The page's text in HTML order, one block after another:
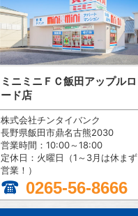
ミニミニＦＣ飯田アップルロ
ード店
株式会社チンタイバンク
長野県飯田市鼎名古熊2030
営業時間：10:00～18:00
定休日：火曜日（1～3月は休まず
営業！）
0265-56-8666